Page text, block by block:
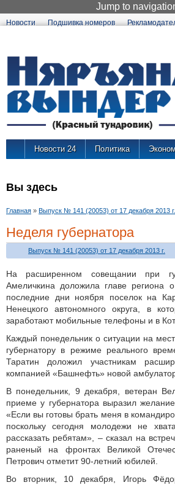
Jump to
Новости Подшивка номеров
Новости 24 Политика
Вы здесь
Главная » Выпуск № 141 (20053) от 17 декабря 2013 г.
Неделя губернатора
Выпуск № 141 (20053) от 17 декабря 2013 г.
На расширенном совещании при
Амеличкина доложила главе региона
последние дни ноября поселок на
Ненецкого автономного округа, в
заработают мобильные телефоны и в
Каждый понедельник о ситуации на
губернатору в режиме реального
Таратин доложил участникам
компанией «Башнефть» новой
В понедельник, 9 декабря, ветеран
приеме у губернатора выразил
«Если вы готовы брать меня в
поскольку сегодня молодежи не
рассказать ребятам», – сказал на
раненый на фронтах Великой
Петрович отметит 90-летний юбилей.
Во вторник, 10 декабря, Игорь